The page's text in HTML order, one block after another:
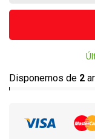
Disponemos de 2